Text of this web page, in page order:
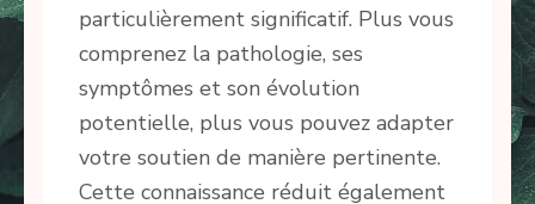
particulièrement significatif. Plus vous
comprenez la pathologie, ses
symptômes et son évolution
potentielle, plus vous pouvez adapter
votre soutien de manière pertinente.
Cette connaissance réduit également